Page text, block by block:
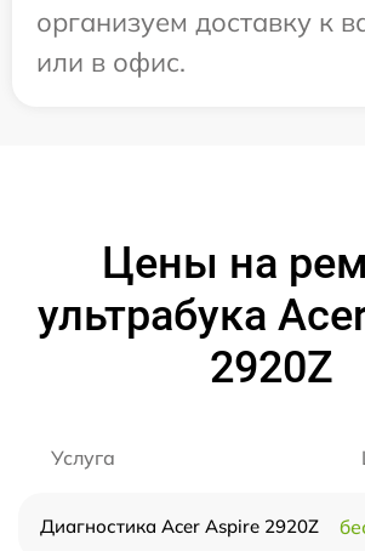
организуем доставку к
или в офис.
Цены на
ультрабука
2920Z
Услуга
Диагностика Acer Aspire 2920Z